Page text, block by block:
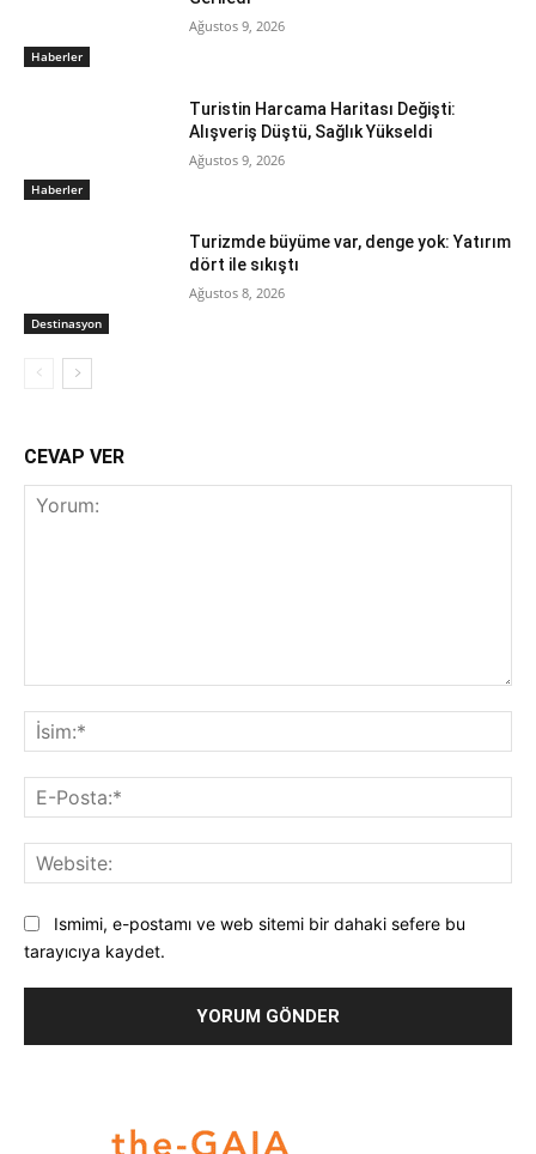
Haberler
Ağustos 9, 2026
Haberler
Turistin Harcama Haritası Değişti:
Alışveriş Düştü, Sağlık Yükseldi
Ağustos 9, 2026
Destinasyon
Turizmde büyüme var, denge yok: Yatırım
dört ile sıkıştı
Ağustos 8, 2026
CEVAP VER
Ismimi, e-postamı ve web sitemi bir dahaki sefere bu
tarayıcıya kaydet.